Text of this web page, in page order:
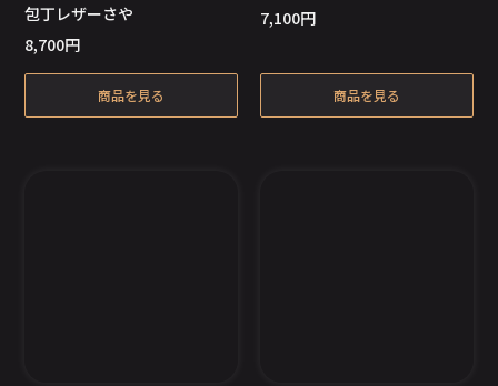
包丁レザーさや
8,700円
商品を見る
7,100円
商品を見る